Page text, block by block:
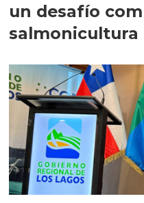
un desafío
salmonicultura